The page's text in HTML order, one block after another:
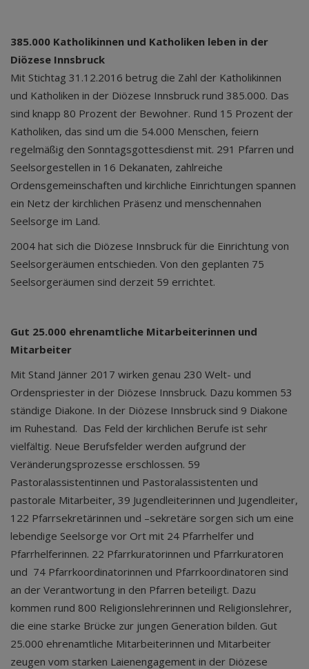
385.000 Katholikinnen und Katholiken leben in der
Diözese Innsbruck
Mit Stichtag 31.12.2016 betrug die Zahl der Katholikinnen
und Katholiken in der Diözese Innsbruck rund 385.000. Das
sind knapp 80 Prozent der Bewohner. Rund 15 Prozent der
Katholiken, das sind um die 54.000 Menschen, feiern
regelmäßig den Sonntagsgottesdienst mit. 291 Pfarren und
Seelsorgestellen in 16 Dekanaten, zahlreiche
Ordensgemeinschaften und kirchliche Einrichtungen spannen
ein Netz der kirchlichen Präsenz und menschennahen
Seelsorge im Land.
2004 hat sich die Diözese Innsbruck für die Einrichtung von
Seelsorgeräumen entschieden. Von den geplanten 75
Seelsorgeräumen sind derzeit 59 errichtet.
Gut 25.000 ehrenamtliche Mitarbeiterinnen und
Mitarbeiter
Mit Stand Jänner 2017 wirken genau 230 Welt- und
Ordenspriester in der Diözese Innsbruck. Dazu kommen 53
ständige Diakone. In der Diözese Innsbruck sind 9 Diakone
im Ruhestand. Das Feld der kirchlichen Berufe ist sehr
vielfältig. Neue Berufsfelder werden aufgrund der
Veränderungsprozesse erschlossen. 59
Pastoralassistentinnen und Pastoralassistenten und
pastorale Mitarbeiter, 39 Jugendleiterinnen und Jugendleiter,
122 Pfarrsekretärinnen und –sekretäre sorgen sich um eine
lebendige Seelsorge vor Ort mit 24 Pfarrhelfer und
Pfarrhelferinnen. 22 Pfarrkuratorinnen und Pfarrkuratoren
und 74 Pfarrkoordinatorinnen und Pfarrkoordinatoren sind
an der Verantwortung in den Pfarren beteiligt. Dazu
kommen rund 800 Religionslehrerinnen und Religionslehrer,
die eine starke Brücke zur jungen Generation bilden. Gut
25.000 ehrenamtliche Mitarbeiterinnen und Mitarbeiter
zeugen vom starken Laienengagement in der Diözese